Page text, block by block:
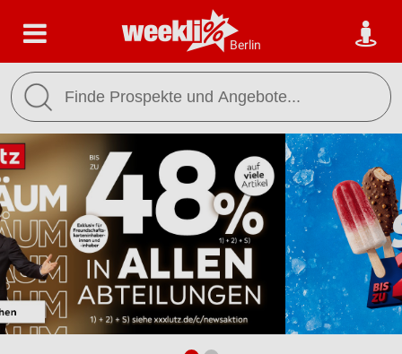
Berlin